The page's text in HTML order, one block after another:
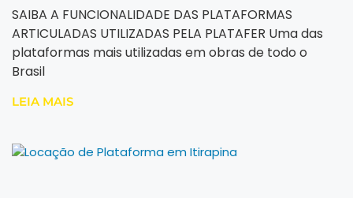
SAIBA A FUNCIONALIDADE DAS PLATAFORMAS
ARTICULADAS UTILIZADAS PELA PLATAFER Uma das
plataformas mais utilizadas em obras de todo o
Brasil
LEIA MAIS